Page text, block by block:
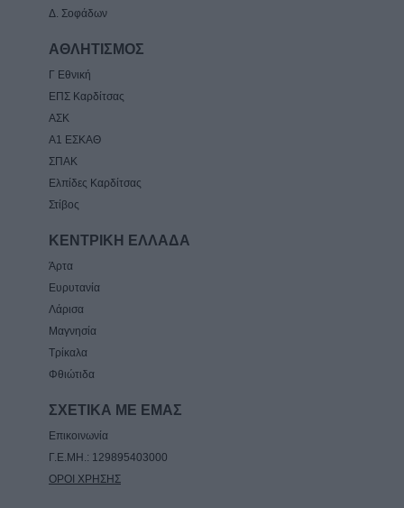
Δ. Σοφάδων
ΑΘΛΗΤΙΣΜΟΣ
Γ Εθνική
ΕΠΣ Καρδίτσας
ΑΣΚ
Α1 ΕΣΚΑΘ
ΣΠΑΚ
Ελπίδες Καρδίτσας
Στίβος
ΚΕΝΤΡΙΚΗ ΕΛΛΑΔΑ
Άρτα
Ευρυτανία
Λάρισα
Μαγνησία
Τρίκαλα
Φθιώτιδα
ΣΧΕΤΙΚΑ ΜΕ ΕΜΑΣ
Επικοινωνία
Γ.Ε.ΜΗ.: 129895403000
ΟΡΟΙ ΧΡΗΣΗΣ